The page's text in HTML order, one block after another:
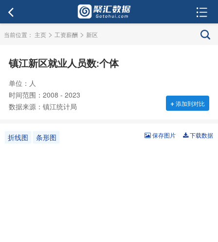
当前位置： 主页 > 工资薪酬 > 新区
镇江新区就业人员数:个体
单位：人
时间范围：2008 - 2023
数据来源：镇江统计局
+添加到对比
折线图 条形图 下载数据
保存图片